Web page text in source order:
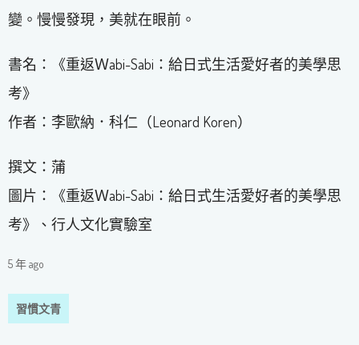
變。慢慢發現，美就在眼前。
書名：《重返Ｗabi-Sabi：給日式生活愛好者的美學思
考》
作者：李歐納．科仁（Leonard Koren）
撰文：蒲
圖片：《重返Ｗabi-Sabi：給日式生活愛好者的美學思
考》、行人文化實驗室
5 年 ago
習慣文青